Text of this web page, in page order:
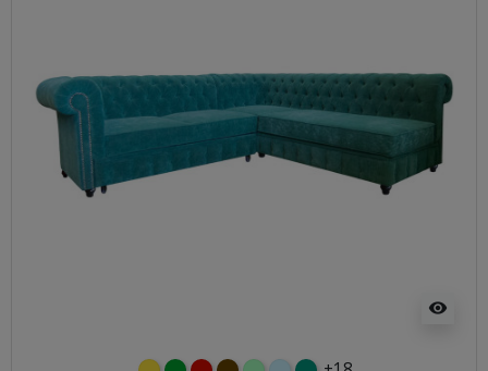
visibility